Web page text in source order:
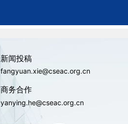
新闻投稿
fangyuan.xie@cseac.org.cn
商务合作
yanying.he@cseac.org.cn